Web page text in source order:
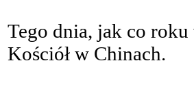
Tego dnia, jak co
Kościół w Chinach.